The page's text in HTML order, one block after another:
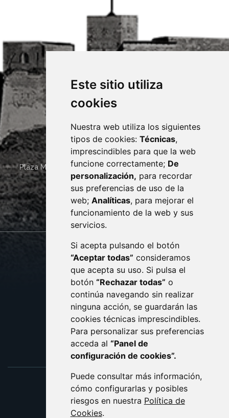
Este sitio utiliza
cookies
Nuestra web utiliza los siguientes
tipos de cookies: Técnicas,
imprescindibles para que la web
funcione correctamente; De
personalización, para recordar
sus preferencias de uso de la
web; Analíticas, para mejorar el
funcionamiento de la web y sus
servicios.
Si acepta pulsando el botón
“Aceptar todas” consideramos
que acepta su uso. Si pulsa el
botón “Rechazar todas” o
continúa navegando sin realizar
ninguna acción, se guardarán las
cookies técnicas imprescindibles.
Para personalizar sus preferencias
acceda al “Panel de
configuración de cookies”.
Puede consultar más información,
cómo configurarlas y posibles
riesgos en nuestra Política de
Cookies.
Plaza Mayor 4 22400 MONZÓN - ARAGÓN (ESPAÑA)
· (34) 974 400 700 ·
sac@monzon.es
monzon.es
CONTACTO
AVISO LEGAL
PROTECCIÓN DE DATOS
POLÍTICA DE COOKIES
ACCESIBILIDAD
ENLACE EXTERNO AL